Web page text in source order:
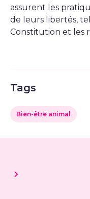
assurent les
de leurs libertés,
Constitution et les
Tags
Bien-être animal